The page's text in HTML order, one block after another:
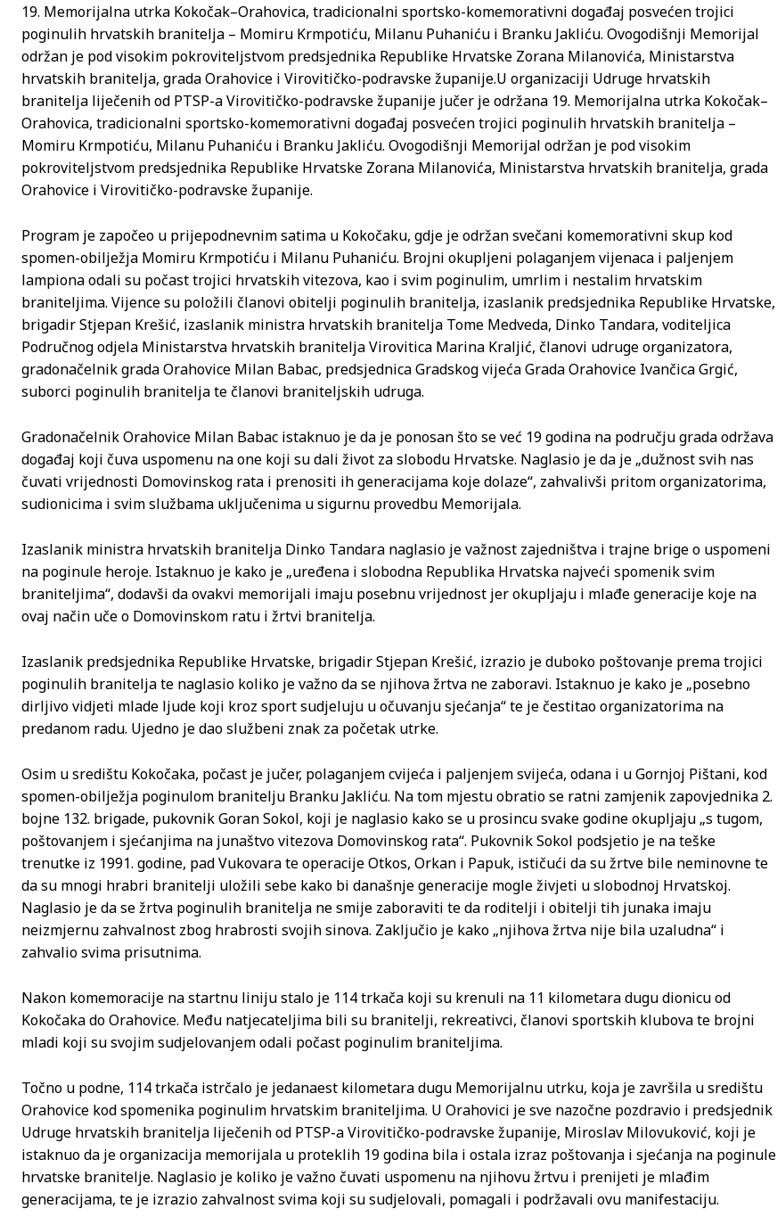
19. Memorijalna utrka Kokočak–Orahovica, tradicionalni sportsko-komemorativni događaj posvećen trojici
poginulih hrvatskih branitelja – Momiru Krmpotiću, Milanu Puhaniću i Branku Jakliću. Ovogodišnji Memorijal
održan je pod visokim pokroviteljstvom predsjednika Republike Hrvatske Zorana Milanovića, Ministarstva
hrvatskih branitelja, grada Orahovice i Virovitičko-podravske županije.U organizaciji Udruge hrvatskih
branitelja liječenih od PTSP-a Virovitičko-podravske županije jučer je održana 19. Memorijalna utrka Kokočak–
Orahovica, tradicionalni sportsko-komemorativni događaj posvećen trojici poginulih hrvatskih branitelja –
Momiru Krmpotiću, Milanu Puhaniću i Branku Jakliću. Ovogodišnji Memorijal održan je pod visokim
pokroviteljstvom predsjednika Republike Hrvatske Zorana Milanovića, Ministarstva hrvatskih branitelja, grada
Orahovice i Virovitičko-podravske županije.
Program je započeo u prijepodnevnim satima u Kokočaku, gdje je održan svečani komemorativni skup kod
spomen-obilježja Momiru Krmpotiću i Milanu Puhaniću. Brojni okupljeni polaganjem vijenaca i paljenjem
lampiona odali su počast trojici hrvatskih vitezova, kao i svim poginulim, umrlim i nestalim hrvatskim
braniteljima. Vijence su položili članovi obitelji poginulih branitelja, izaslanik predsjednika Republike Hrvatske,
brigadir Stjepan Krešić, izaslanik ministra hrvatskih branitelja Tome Medveda, Dinko Tandara, voditeljica
Područnog odjela Ministarstva hrvatskih branitelja Virovitica Marina Kraljić, članovi udruge organizatora,
gradonačelnik grada Orahovice Milan Babac, predsjednica Gradskog vijeća Grada Orahovice Ivančica Grgić,
suborci poginulih branitelja te članovi braniteljskih udruga.
Gradonačelnik Orahovice Milan Babac istaknuo je da je ponosan što se već 19 godina na području grada održava
događaj koji čuva uspomenu na one koji su dali život za slobodu Hrvatske. Naglasio je da je „dužnost svih nas
čuvati vrijednosti Domovinskog rata i prenositi ih generacijama koje dolaze“, zahvalivši pritom organizatorima,
sudionicima i svim službama uključenima u sigurnu provedbu Memorijala.
Izaslanik ministra hrvatskih branitelja Dinko Tandara naglasio je važnost zajedništva i trajne brige o uspomeni
na poginule heroje. Istaknuo je kako je „uređena i slobodna Republika Hrvatska najveći spomenik svim
braniteljima“, dodavši da ovakvi memorijali imaju posebnu vrijednost jer okupljaju i mlađe generacije koje na
ovaj način uče o Domovinskom ratu i žrtvi branitelja.
Izaslanik predsjednika Republike Hrvatske, brigadir Stjepan Krešić, izrazio je duboko poštovanje prema trojici
poginulih branitelja te naglasio koliko je važno da se njihova žrtva ne zaboravi. Istaknuo je kako je „posebno
dirljivo vidjeti mlade ljude koji kroz sport sudjeluju u očuvanju sjećanja“ te je čestitao organizatorima na
predanom radu. Ujedno je dao službeni znak za početak utrke.
Osim u središtu Kokočaka, počast je jučer, polaganjem cvijeća i paljenjem svijeća, odana i u Gornjoj Pištani, kod
spomen-obilježja poginulom branitelju Branku Jakliću. Na tom mjestu obratio se ratni zamjenik zapovjednika 2.
bojne 132. brigade, pukovnik Goran Sokol, koji je naglasio kako se u prosincu svake godine okupljaju „s tugom,
poštovanjem i sjećanjima na junaštvo vitezova Domovinskog rata“. Pukovnik Sokol podsjetio je na teške
trenutke iz 1991. godine, pad Vukovara te operacije Otkos, Orkan i Papuk, ističući da su žrtve bile neminovne te
da su mnogi hrabri branitelji uložili sebe kako bi današnje generacije mogle živjeti u slobodnoj Hrvatskoj.
Naglasio je da se žrtva poginulih branitelja ne smije zaboraviti te da roditelji i obitelji tih junaka imaju
neizmjernu zahvalnost zbog hrabrosti svojih sinova. Zaključio je kako „njihova žrtva nije bila uzaludna“ i
zahvalio svima prisutnima.
Nakon komemoracije na startnu liniju stalo je 114 trkača koji su krenuli na 11 kilometara dugu dionicu od
Kokočaka do Orahovice. Među natjecateljima bili su branitelji, rekreativci, članovi sportskih klubova te brojni
mladi koji su svojim sudjelovanjem odali počast poginulim braniteljima.
Točno u podne, 114 trkača istrčalo je jedanaest kilometara dugu Memorijalnu utrku, koja je završila u središtu
Orahovice kod spomenika poginulim hrvatskim braniteljima. U Orahovici je sve nazočne pozdravio i predsjednik
Udruge hrvatskih branitelja liječenih od PTSP-a Virovitičko-podravske županije, Miroslav Milovuković, koji je
istaknuo da je organizacija memorijala u proteklih 19 godina bila i ostala izraz poštovanja i sjećanja na poginule
hrvatske branitelje. Naglasio je koliko je važno čuvati uspomenu na njihovu žrtvu i prenijeti je mlađim
generacijama, te je izrazio zahvalnost svima koji su sudjelovali, pomagali i podržavali ovu manifestaciju.